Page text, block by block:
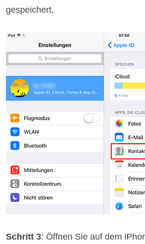
gespeichert.
Schritt 3: Öffnen Sie auf dem